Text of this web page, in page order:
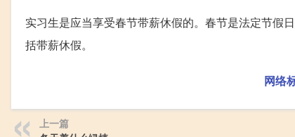
实习生是应当享受春节带薪休假的。春节是法定节假
括带薪休假。
网络
上一篇